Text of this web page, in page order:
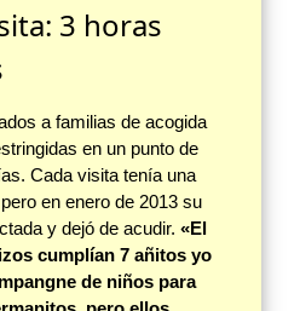
3 horas
a familias de acogida
en un punto de
Cada visita tenía una
en enero de 2013 su
y dejó de acudir. «El
cumplían 7 añitos yo
de niños para